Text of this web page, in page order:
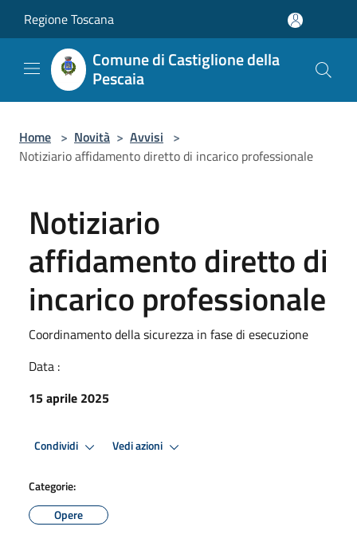
Regione Toscana
Comune di Castiglione della
Pescaia
Home > Novità > Avvisi >
Notiziario affidamento diretto di incarico professionale
Notiziario
affidamento diretto di
incarico professionale
Coordinamento della sicurezza in fase di esecuzione
Data :
15 aprile 2025
Condividi Vedi azioni
Categorie:
Opere